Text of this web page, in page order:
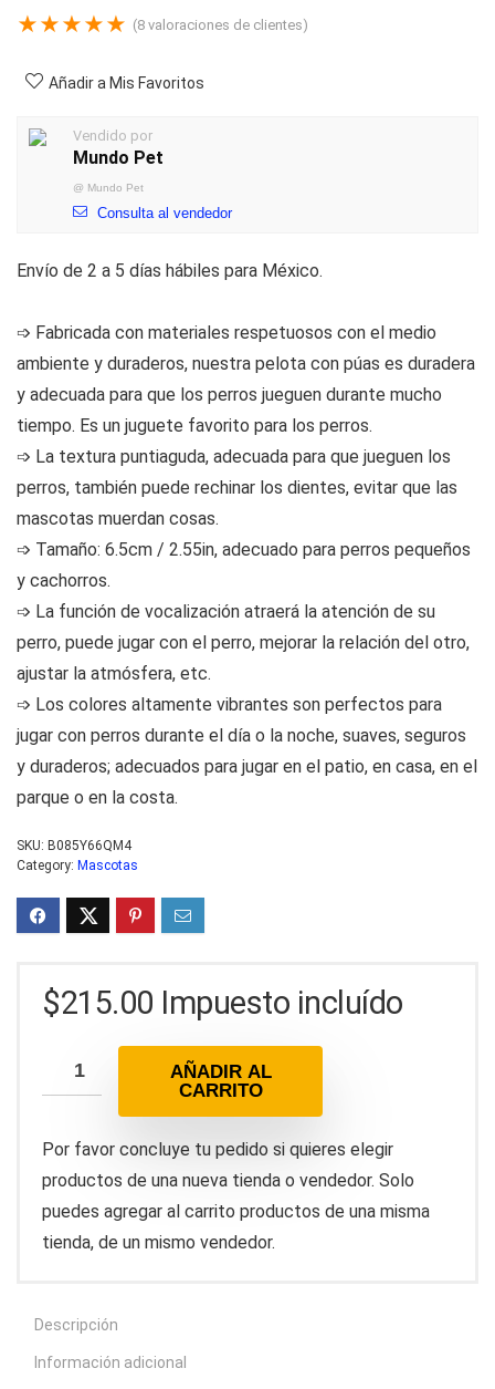
★★★★★ (8 valoraciones de clientes)
Añadir a Mis Favoritos
Vendido por
Mundo Pet
@ Mundo Pet
Consulta al vendedor
Envío de 2 a 5 días hábiles para México.
➩ Fabricada con materiales respetuosos con el medio
ambiente y duraderos, nuestra pelota con púas es duradera
y adecuada para que los perros jueguen durante mucho
tiempo. Es un juguete favorito para los perros.
➩ La textura puntiaguda, adecuada para que jueguen los
perros, también puede rechinar los dientes, evitar que las
mascotas muerdan cosas.
➩ Tamaño: 6.5cm / 2.55in, adecuado para perros pequeños
y cachorros.
➩ La función de vocalización atraerá la atención de su
perro, puede jugar con el perro, mejorar la relación del otro,
ajustar la atmósfera, etc.
➩ Los colores altamente vibrantes son perfectos para
jugar con perros durante el día o la noche, suaves, seguros
y duraderos; adecuados para jugar en el patio, en casa, en el
parque o en la costa.
SKU: B085Y66QM4
Category: Mascotas
$215.00 Impuesto incluído
AÑADIR AL
CARRITO
Por favor concluye tu pedido si quieres elegir
productos de una nueva tienda o vendedor. Solo
puedes agregar al carrito productos de una misma
tienda, de un mismo vendedor.
Descripción
Información adicional